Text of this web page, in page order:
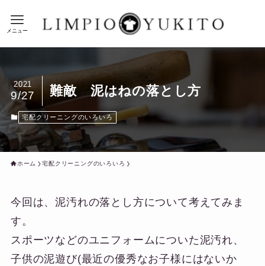
メニュー
難敵 泥はねの落とし方
2021
9/27
宅配クリーニングのいろいろ
ホーム 宅配クリーニングのいろいろ
今回は、泥汚れの落とし方について考えてみま
す。
スポーツなどのユニフォームについた泥汚れ、
子供の泥遊び(最近の優秀なお子様にはないか